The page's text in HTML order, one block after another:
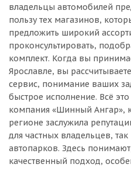
владельцы автомобилей
пользу тех магазинов,
предложить широкий
проконсультировать,
комплект. Когда вы
Ярославле, вы
сервис, понимание ваших
быстрое исполнение. Всё
компания «Шинный Ангар»,
регионе заслужила
для частных владельцев,
автопарков. Здесь
качественный подход,